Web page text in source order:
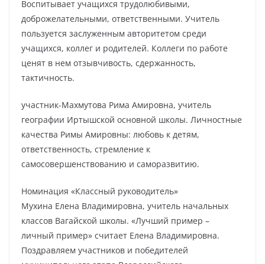
Воспитывает учащихся трудолюбивыми,
доброжелательными, ответственными. Учитель
пользуется заслуженным авторитетом среди
учащихся, коллег и родителей. Коллеги по работе
ценят в нем отзывчивость, сдержанность,
тактичность.
участник-Махмутова Рима Амировна, учитель
географии Иртышской основной школы. Личностные
качества Римы Амировны: любовь к детям,
ответственность, стремление к
самосовершенствованию и саморазвитию.
Номинация «Классный руководитель»
Мухина Елена Владимировна, учитель начальных
классов Вагайской школы. «Лучший пример –
личный пример» считает Елена Владимировна.
Поздравляем участников и победителей